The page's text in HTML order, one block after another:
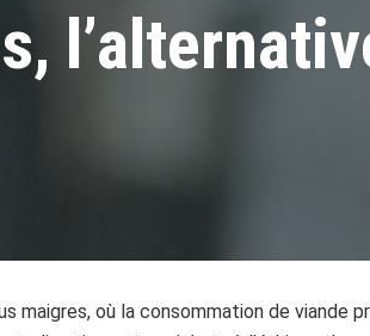
maigres, où la consommation de viande